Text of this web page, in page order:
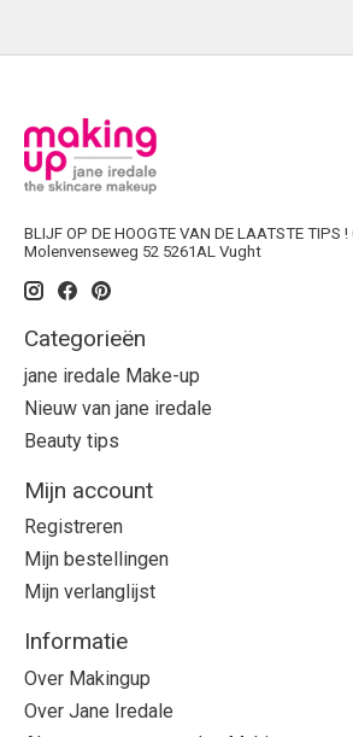
BLIJF OP DE HOOGTE VAN DE LAATSTE TIPS
Molenvenseweg 52 5261AL Vught
Categorieën
jane iredale Make-up
Nieuw van jane iredale
Beauty tips
Mijn account
Registreren
Mijn bestellingen
Mijn verlanglijst
Informatie
Over Makingup
Over Jane Iredale